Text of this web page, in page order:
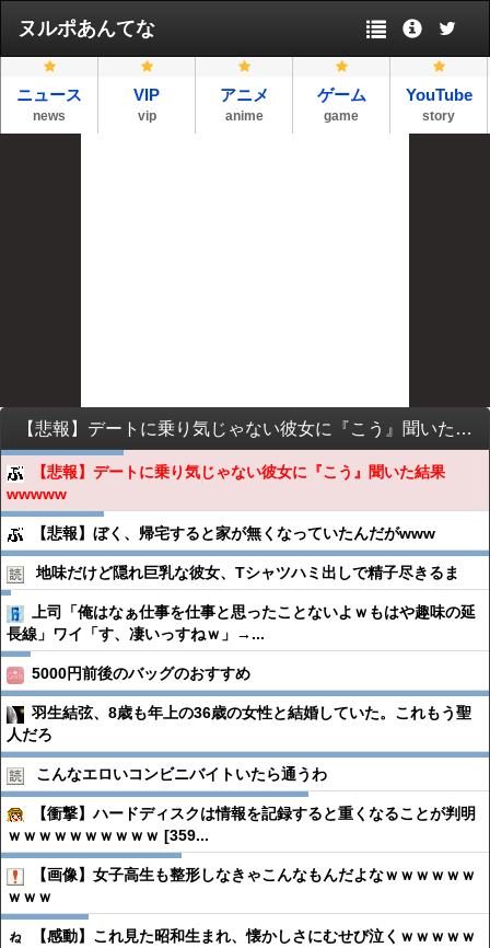
ヌルポあんてな
ニュース
news
VIP
vip
アニメ
anime
ゲーム
game
YouTube
story
【悲報】デートに乗り気じゃない彼女に『こう』聞いた結果wwwww
【悲報】デートに乗り気じゃない彼女に『こう』聞いた結果
wwwww
【悲報】ぼく、帰宅すると家が無くなっていたんだがwww
地味だけど隠れ巨乳な彼女、Tシャツハミ出しで精子尽きるま
上司「俺はなぁ仕事を仕事と思ったことないよｗもはや趣味の延
長線」ワイ「す、凄いっすねｗ」→...
5000円前後のバッグのおすすめ
羽生結弦、8歳も年上の36歳の女性と結婚していた。これもう聖
人だろ
こんなエロいコンビニバイトいたら通うわ
【衝撃】ハードディスクは情報を記録すると重くなることが判明
ｗｗｗｗｗｗｗｗｗｗ [359...
【画像】女子高生も整形しなきゃこんなもんだよなｗｗｗｗｗｗ
ｗｗｗ
【感動】これ見た昭和生まれ、懐かしさにむせび泣くｗｗｗｗｗ